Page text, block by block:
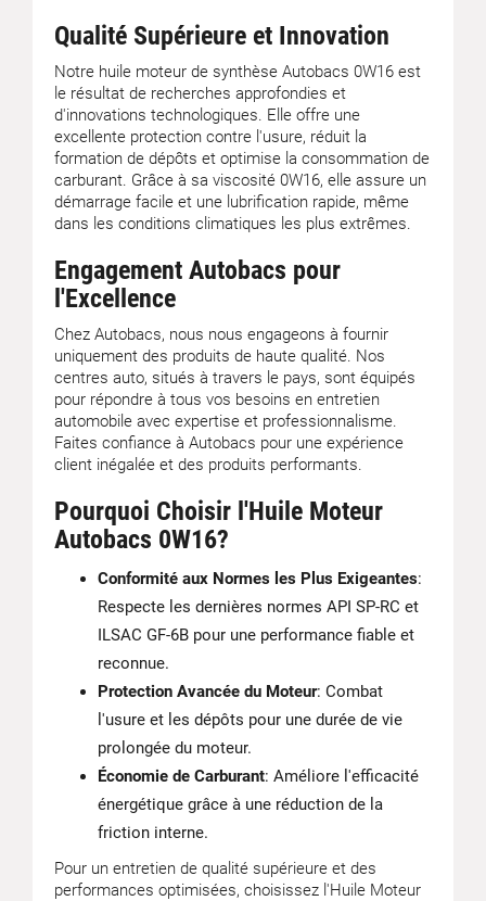
Qualité Supérieure et Innovation
Notre huile moteur de synthèse Autobacs 0W16 est
le résultat de recherches approfondies et
d'innovations technologiques. Elle offre une
excellente protection contre l'usure, réduit la
formation de dépôts et optimise la consommation de
carburant. Grâce à sa viscosité 0W16, elle assure un
démarrage facile et une lubrification rapide, même
dans les conditions climatiques les plus extrêmes.
Engagement Autobacs pour
l'Excellence
Chez Autobacs, nous nous engageons à fournir
uniquement des produits de haute qualité. Nos
centres auto, situés à travers le pays, sont équipés
pour répondre à tous vos besoins en entretien
automobile avec expertise et professionnalisme.
Faites confiance à Autobacs pour une expérience
client inégalée et des produits performants.
Pourquoi Choisir l'Huile Moteur
Autobacs 0W16?
Conformité aux Normes les Plus Exigeantes:
Respecte les dernières normes API SP-RC et
ILSAC GF-6B pour une performance fiable et
reconnue.
Protection Avancée du Moteur: Combat
l'usure et les dépôts pour une durée de vie
prolongée du moteur.
Économie de Carburant: Améliore l'efficacité
énergétique grâce à une réduction de la
friction interne.
Pour un entretien de qualité supérieure et des
performances optimisées, choisissez l'Huile Moteur